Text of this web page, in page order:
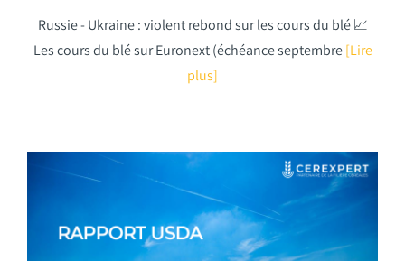
Russie - Ukraine : violent rebond sur les cours du blé 📈
Les cours du blé sur Euronext (échéance septembre[Lire
plus]